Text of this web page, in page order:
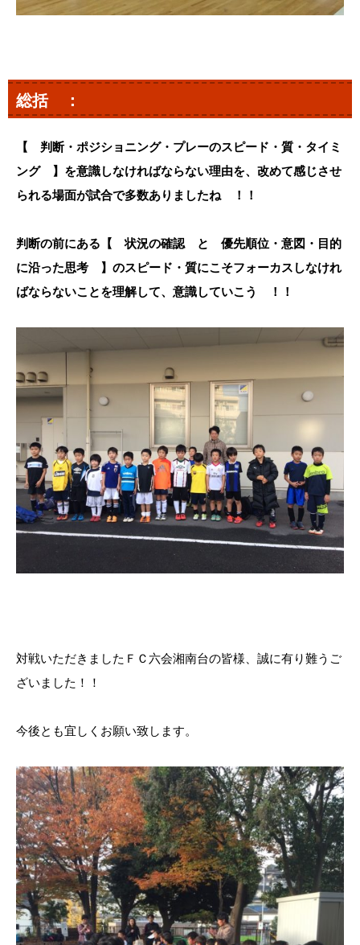
総括 ：
【 判断・ポジショニング・プレーのスピード・質・タイミ
ング 】を意識しなければならない理由を、改めて感じさせ
られる場面が試合で多数ありましたね ！！
判断の前にある【 状況の確認 と 優先順位・意図・目的
に沿った思考 】のスピード・質にこそフォーカスしなけれ
ばならないことを理解して、意識していこう ！！
対戦いただきましたＦＣ六会湘南台の皆様、誠に有り難うご
ざいました！！
今後とも宜しくお願い致します。